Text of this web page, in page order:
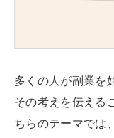
多くの人が副業を
その考えを伝える
ちらのテーマでは